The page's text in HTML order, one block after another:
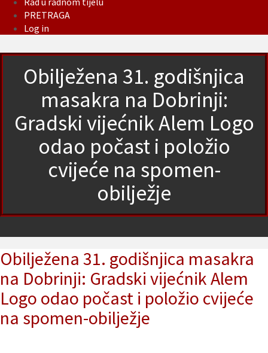
PRETRAGA
Log in
Obilježena 31. godišnjica
masakra na Dobrinji:
Gradski vijećnik Alem Logo
odao počast i položio
cvijeće na spomen-
obilježje
Obilježena 31. godišnjica masakra
na Dobrinji: Gradski vijećnik Alem
Logo odao počast i položio cvijeće
na spomen-obilježje